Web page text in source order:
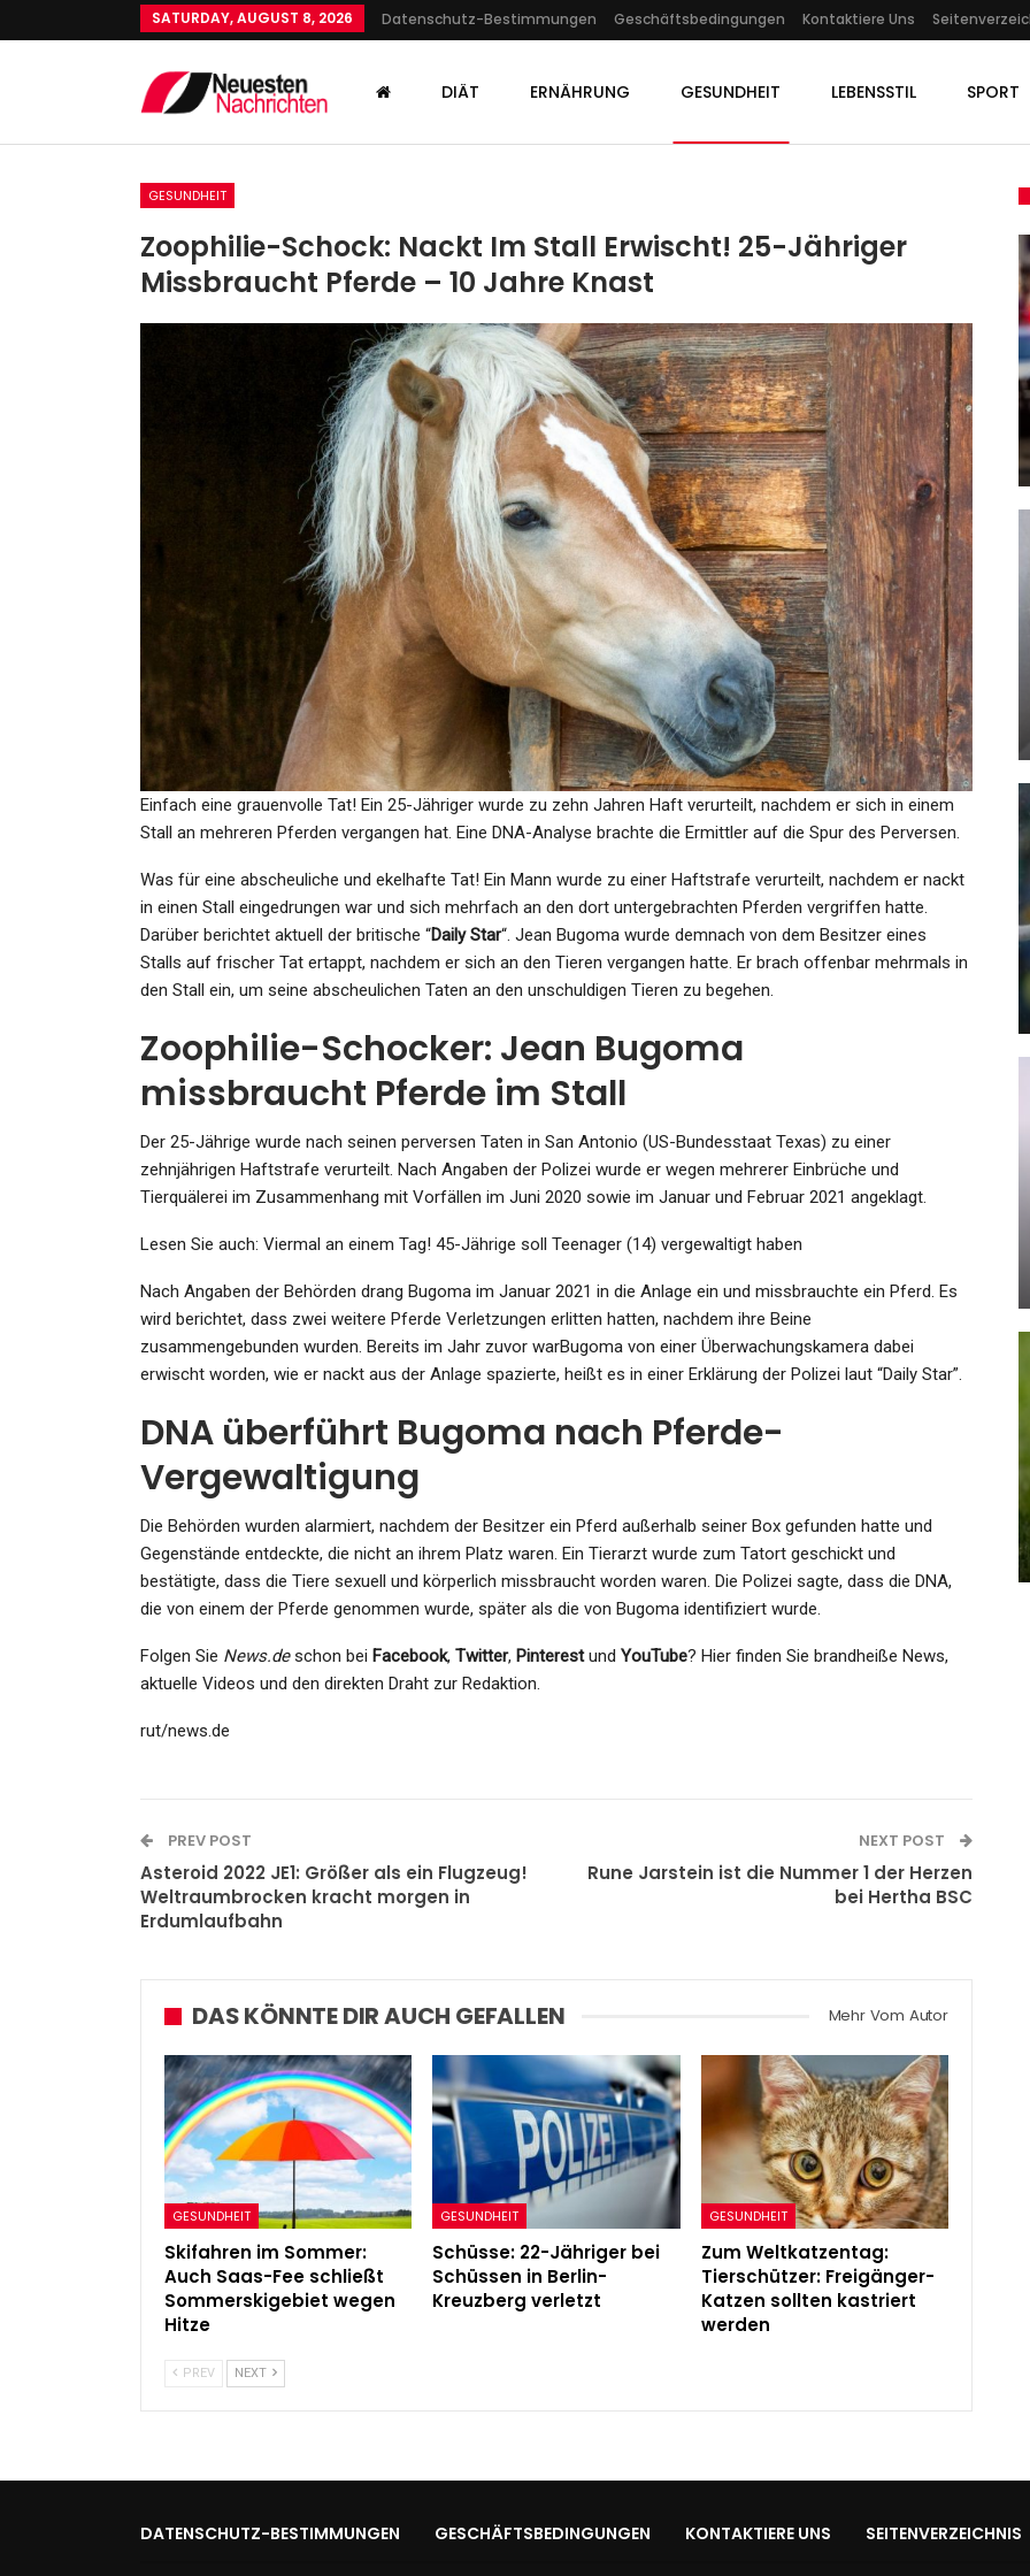
SATURDAY, AUGUST 8, 2026 Datenschutz-Bestimmungen Geschäftsbedingungen Kontaktiere Uns
DIÄT ERNÄHRUNG GESUNDHEIT LEBENSSTIL SPORT
GESUNDHEIT
Zoophilie-Schock: Nackt Im Stall Erwischt! 25-Jähriger
Missbraucht Pferde – 10 Jahre Knast
Einfach eine grauenvolle Tat! Ein 25-Jähriger wurde zu zehn Jahren Haft verurteilt, nachdem er sich in einem
Stall an mehreren Pferden vergangen hat. Eine DNA-Analyse brachte die Ermittler auf die Spur des Perversen.
Was für eine abscheuliche und ekelhafte Tat! Ein Mann wurde zu einer Haftstrafe verurteilt, nachdem er nackt
in einen Stall eingedrungen war und sich mehrfach an den dort untergebrachten Pferden vergriffen hatte.
Darüber berichtet aktuell der britische “Daily Star“. Jean Bugoma wurde demnach von dem Besitzer eines
Stalls auf frischer Tat ertappt, nachdem er sich an den Tieren vergangen hatte. Er brach offenbar mehrmals in
den Stall ein, um seine abscheulichen Taten an den unschuldigen Tieren zu begehen.
Zoophilie-Schocker: Jean Bugoma
missbraucht Pferde im Stall
Der 25-Jährige wurde nach seinen perversen Taten in San Antonio (US-Bundesstaat Texas) zu einer
zehnjährigen Haftstrafe verurteilt. Nach Angaben der Polizei wurde er wegen mehrerer Einbrüche und
Tierquälerei im Zusammenhang mit Vorfällen im Juni 2020 sowie im Januar und Februar 2021 angeklagt.
Lesen Sie auch: Viermal an einem Tag! 45-Jährige soll Teenager (14) vergewaltigt haben
Nach Angaben der Behörden drang Bugoma im Januar 2021 in die Anlage ein und missbrauchte ein Pferd. Es
wird berichtet, dass zwei weitere Pferde Verletzungen erlitten hatten, nachdem ihre Beine
zusammengebunden wurden. Bereits im Jahr zuvor warBugoma von einer Überwachungskamera dabei
erwischt worden, wie er nackt aus der Anlage spazierte, heißt es in einer Erklärung der Polizei laut “Daily Star”.
DNA überführt Bugoma nach Pferde-
Vergewaltigung
Die Behörden wurden alarmiert, nachdem der Besitzer ein Pferd außerhalb seiner Box gefunden hatte und
Gegenstände entdeckte, die nicht an ihrem Platz waren. Ein Tierarzt wurde zum Tatort geschickt und
bestätigte, dass die Tiere sexuell und körperlich missbraucht worden waren. Die Polizei sagte, dass die DNA,
die von einem der Pferde genommen wurde, später als die von Bugoma identifiziert wurde.
Folgen Sie News.deschon bei Facebook, Twitter, Pinterestund YouTube? Hier finden Sie brandheiße News,
aktuelle Videos und den direkten Draht zur Redaktion.
rut/news.de
PREV POST
Asteroid 2022 JE1: Größer als ein Flugzeug!
Weltraumbrocken kracht morgen in
Erdumlaufbahn
NEXT POST
Rune Jarstein ist die Nummer 1 der Herzen
bei Hertha BSC
DAS KÖNNTE DIR AUCH GEFALLEN Mehr Vom Autor
GESUNDHEIT
Skifahren im Sommer:
Auch Saas-Fee schließt
Sommerskigebiet wegen
Hitze
GESUNDHEIT
Schüsse: 22-Jähriger bei
Schüssen in Berlin-
Kreuzberg verletzt
GESUNDHEIT
Zum Weltkatzentag:
Tierschützer: Freigänger-
Katzen sollten kastriert
werden
PREV NEXT
SPORT
US Open Der Tennisprofis: Keine
Topstars Als Mixed-Champion…
Admin Aug 21, 2025
GESUNDHEIT
Glücksspirale Heute 12.06.2021:
Die Gewinnzahlen Der…
Admin Jun 12, 2021
Demo-Termine Heute Am 9.
Juni 2024: Wann Und Wo Finden
Am…
Admin Jun 9, 2024
So Kann Kunst Das Klima
Schonen: Berliner Sammler
GESUNDHEIT
Sexueller Missbrauch In Den
USA: Von Männer-Duo…
Admin Nov 18, 2021
KULTUR
CTM-Festival In Berlin: Blick In
Den Amerikanischen…
Admin Jan 24, 2026
KULTUR
„The Critic“ Im Kino: Sein
Lächeln Ist Eine Waffe
Admin Mar 11, 2025
Museumsbund Befürchtet
Sparmaßnahmen Wegen Der
Pandemie
Admin
Ein Klub In Flammen: Der
Niedergang Von Ajax
SPORT
Admin Aug 24, 2024
DATENSCHUTZ-BESTIMMUNGEN GESCHÄFTSBEDINGUNGEN KONTAKTIERE UNS SEITENVERZEICHNIS